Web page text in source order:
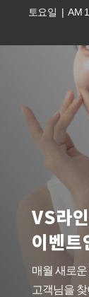
토요일 | AM
VS라인
이벤트
매월 새로
고객님을